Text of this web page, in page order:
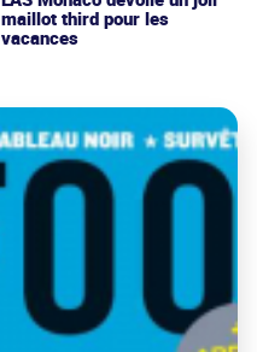
maillot third pour les
vacances